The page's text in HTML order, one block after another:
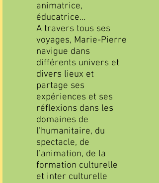
animatrice,
éducatrice…
A travers tous ses
voyages, Marie-Pierre
navigue dans
différents univers et
divers lieux et
partage ses
expériences et ses
réflexions dans les
domaines de
l’humanitaire, du
spectacle, de
l’animation, de la
formation culturelle
et inter culturelle